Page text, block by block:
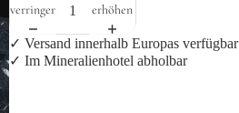
verringern
erhöhen
✓ Versand innerhalb Europas verfügbar
✓ Im Mineralienhotel abholbar